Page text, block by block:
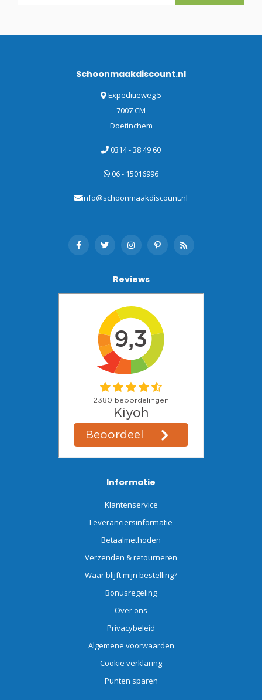
Schoonmaakdiscount.nl
Expeditieweg 5
7007 CM
Doetinchem
0314 - 38 49 60
06 - 15016996
info@schoonmaakdiscount.nl
Reviews
Informatie
Klantenservice
Leveranciersinformatie
Betaalmethoden
Verzenden & retourneren
Waar blijft mijn bestelling?
Bonusregeling
Over ons
Privacybeleid
Algemene voorwaarden
Cookie verklaring
Punten sparen